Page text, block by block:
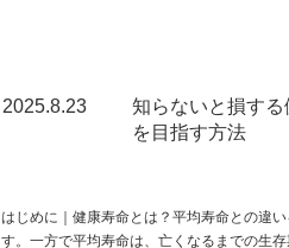
2025.8.23
知らないと損す
を目指す方法
はじめに｜健康寿命とは？平均寿命との違
す。一方で平均寿命は、亡くなるまでの生